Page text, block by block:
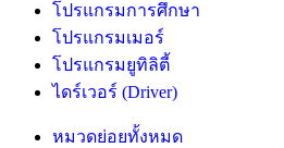
โปรแกรมการศึกษา
โปรแกรมเมอร์
โปรแกรมยูทิลิตี้
ไดร์เวอร์ (Driver)
หมวดย่อยทั้งหมด